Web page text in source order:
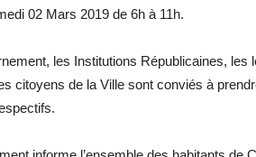
02 Mars 2019 de 6h à 11h.
les Institutions Républicaines, les
citoyens de la Ville sont conviés à